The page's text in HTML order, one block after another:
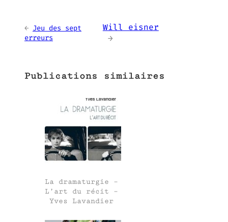
← Jeu des sept
erreurs
Will eisner
→
Publications similaires
La dramaturgie –
L’art du récit –
Yves Lavandier